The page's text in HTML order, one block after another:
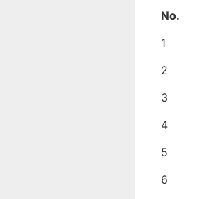
No.
1
2
3
4
5
6